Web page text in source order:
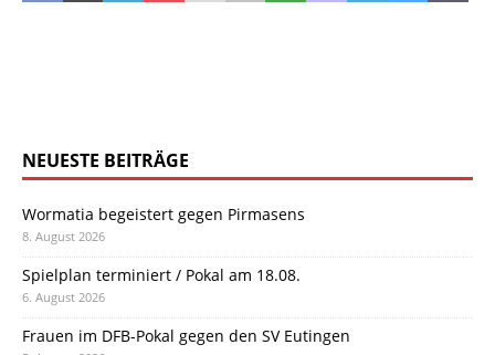
NEUESTE BEITRÄGE
Wormatia begeistert gegen Pirmasens
8. August 2026
Spielplan terminiert / Pokal am 18.08.
6. August 2026
Frauen im DFB-Pokal gegen den SV Eutingen